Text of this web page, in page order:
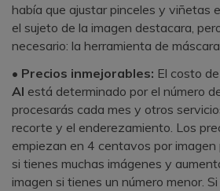
había que ajustar pinceles y viñetas
el sujeto de la imagen destacara,
necesario: la herramienta de
• Precios inmejorables: El costo
AI está determinado por el número
procesarás cada mes y otros
recorte y el enderezamiento.󠀲󠀡󠀠󠀦󠀣󠀩󠀣󠀣󠀨󠀳󠀰 Los
empiezan en 4 centavos por imagen
si tienes muchas imágenes y
imagen si tienes un número menor.󠀲󠀡󠀠󠀦󠀣󠀩󠀣󠀣󠀩󠀳󠀰